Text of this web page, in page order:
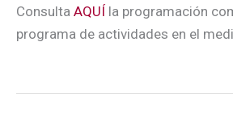
Consulta AQUÍ la programación
programa de actividades en el